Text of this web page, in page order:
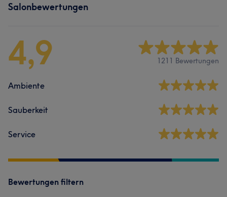
Salonbewertungen
4,9 1211 Bewertungen
Ambiente
Sauberkeit
Service
Bewertungen filtern